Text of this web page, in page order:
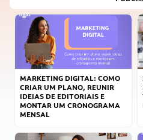
MARKETING DIGITAL: COMO
CRIAR UM PLANO, REUNIR
IDEIAS DE EDITORIAIS E
MONTAR UM CRONOGRAMA
MENSAL